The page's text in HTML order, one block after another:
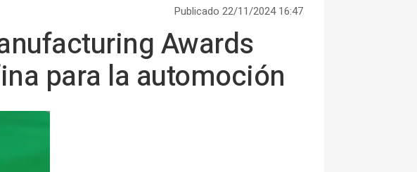
Publicado 22/11/2024 16:47
Awards
para la automoción